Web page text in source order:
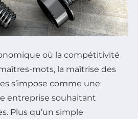
où la compétitivité
mots, la maîtrise des
s’impose comme une
entreprise souhaitant
Plus qu’un simple